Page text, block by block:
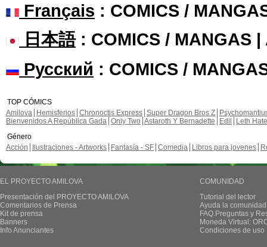
Français : COMICS /
日本語: COMICS / MANGAS |
Русский : COMICS /
TOP CÓMICS
Amilova
Hemisferios Chronoctis Express Super Dragon Bros Z
Bienvenidos A República Gada Only Two Astaroth Y Bernadette Edil
Leth Hate
Género
Acción
Ilustraciones - Artworks Fantasía - SF Comedia Libros para jovenes
EL PROYECTO AMILOVA
Presentación del PROYECTO AMILOVA
Comentarios de Prensa
Kit de prensa
Banners
Info Anunciantes
COMUNIDAD
Tutorial del lector
Ayuda la
FAQ.Preguntas y
Moneda Virtual:
Condiciones de uso